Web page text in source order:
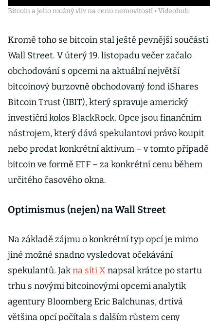
Bitcoin a jeho možný vliv na cenu nemovitostí • Videohub
Kromě toho se bitcoin stal ještě pevnější součástí
Wall Street. V úterý 19. listopadu večer začalo
obchodování s opcemi na aktuální největší
bitcoinový burzovně obchodovaný fond iShares
Bitcoin Trust (IBIT), který spravuje americký
investiční kolos BlackRock. Opce jsou finančním
nástrojem, který dává spekulantovi právo koupit
nebo prodat konkrétní aktivum – v tomto případě
bitcoin ve formě ETF – za konkrétní cenu během
určitého časového okna.
Optimismus (nejen) na Wall Street
Na základě zájmu o konkrétní typ opcí je mimo
jiné možné snadno vysledovat očekávání
spekulantů. Jakna síti Xnapsal krátce po startu
trhu s novými bitcoinovými opcemi analytik
agentury Bloomberg Eric Balchunas, drtivá
většina opcí počítala s dalším růstem ceny